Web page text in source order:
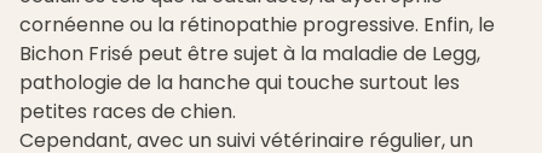
cornéenne ou la rétinopathie progressive. Enfin, le
Bichon Frisé peut être sujet à la maladie de Legg,
pathologie de la hanche qui touche surtout les
petites races de chien.
Cependant, avec un suivivétérinaire régulier, un